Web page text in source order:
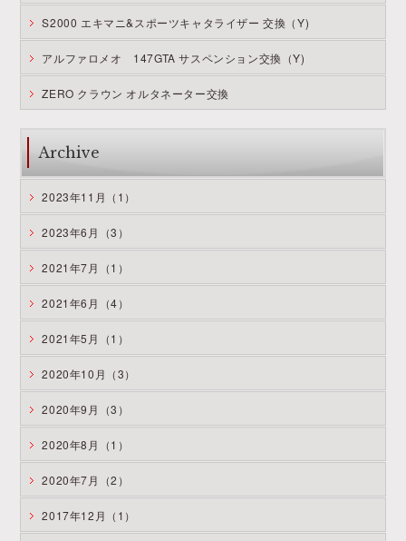
S2000 エキマニ&スポーツキャタライザー 交換（Y)
アルファロメオ 147GTA サスペンション交換（Y)
ZERO クラウン オルタネーター交換
Archive
2023年11月（1）
2023年6月（3）
2021年7月（1）
2021年6月（4）
2021年5月（1）
2020年10月（3）
2020年9月（3）
2020年8月（1）
2020年7月（2）
2017年12月（1）